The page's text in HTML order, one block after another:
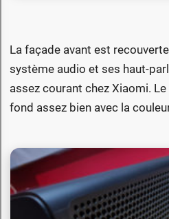
La façade avant est
système audio et ses haut-
assez courant chez Xiaomi.
fond assez bien avec la